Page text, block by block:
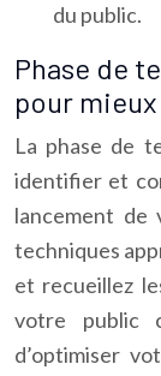
du public.
Phase de
pour
La phase de
identifier et
lancement de
techniques
et recueillez
votre public
d’optimiser